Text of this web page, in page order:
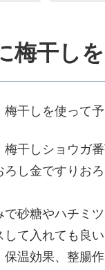
梅干しを
干しを使って予
干しショウガ番
し金ですりお
砂糖やハチミツ
て入れても良い
温効果、整腸